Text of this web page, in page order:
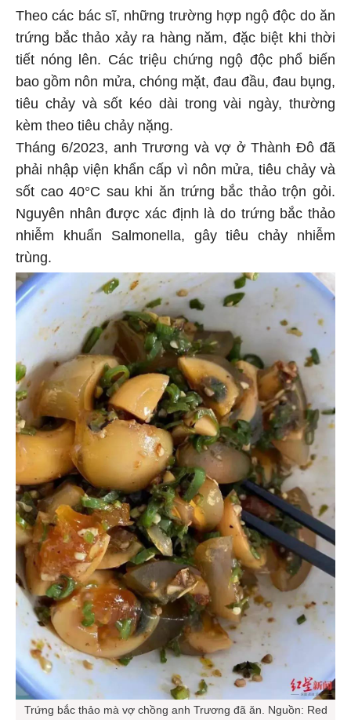
Theo các bác sĩ, những trường hợp ngộ độc do ăn
trứng bắc thảo xảy ra hàng năm, đặc biệt khi thời
tiết nóng lên. Các triệu chứng ngộ độc phổ biến
bao gồm nôn mửa, chóng mặt, đau đầu, đau bụng,
tiêu chảy và sốt kéo dài trong vài ngày, thường
kèm theo tiêu chảy nặng.
Tháng 6/2023, anh Trương và vợ ở Thành Đô đã
phải nhập viện khẩn cấp vì nôn mửa, tiêu chảy và
sốt cao 40°C sau khi ăn trứng bắc thảo trộn gỏi.
Nguyên nhân được xác định là do trứng bắc thảo
nhiễm khuẩn Salmonella, gây tiêu chảy nhiễm
trùng.
Trứng bắc thảo mà vợ chồng anh Trương đã ăn. Nguồn: Red